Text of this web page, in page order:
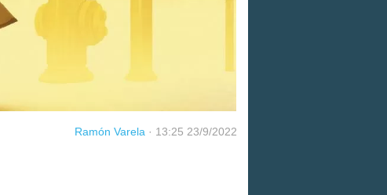
Ramón Varela · 13:25 23/9/2022